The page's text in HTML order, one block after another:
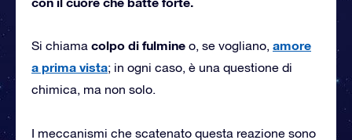
Si chiama colpo di fulmine o, se vogliano, amore
a prima vista; in ogni caso, è una questione di
chimica, ma non solo.
I meccanismi che scatenato questa reazione sono